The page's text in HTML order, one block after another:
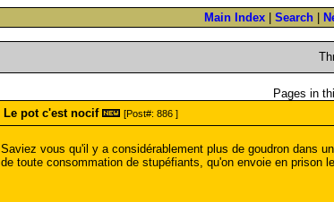
Main Index Search
Pages in
Le pot c'est nocif [Post#: 886 ]
Saviez vous qu'il y a considérablement plus de goudron dans
de toute consommation de stupéfiants, qu'on envoie en prison